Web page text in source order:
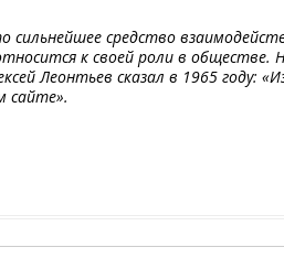
сильнейшее средство
к своей роли в
Леонтьев сказал в 1965
сайте».